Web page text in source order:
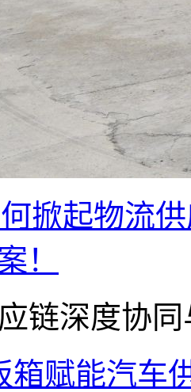
掀起物流
！
链深度协同
箱赋能汽车